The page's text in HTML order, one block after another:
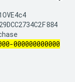
000000000000